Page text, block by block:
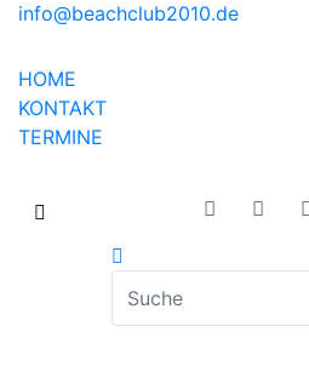
info@beachclub2010.de
HOME
KONTAKT
TERMINE